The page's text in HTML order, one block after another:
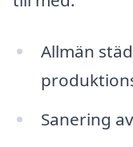
Allmän
Sanering